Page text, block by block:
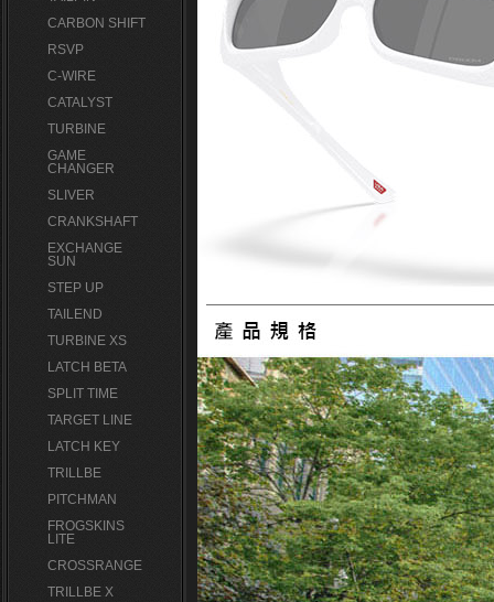
CARBON SHIFT
RSVP
C-WIRE
CATALYST
TURBINE
GAME
CHANGER
SLIVER
CRANKSHAFT
EXCHANGE
SUN
STEP UP
TAILEND
TURBINE XS
LATCH BETA
SPLIT TIME
TARGET LINE
LATCH KEY
TRILLBE
PITCHMAN
FROGSKINS
LITE
CROSSRANGE
TRILLBE X